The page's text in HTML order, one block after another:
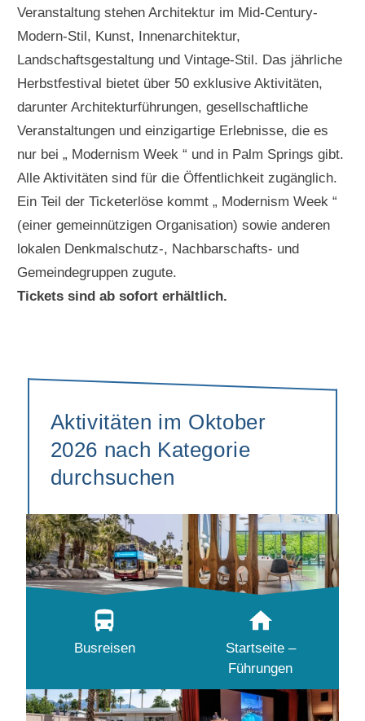
Veranstaltung stehen Architektur im Mid-Century-
Modern-Stil, Kunst, Innenarchitektur,
Landschaftsgestaltung und Vintage-Stil. Das jährliche
Herbstfestival bietet über 50 exklusive Aktivitäten,
darunter Architekturführungen, gesellschaftliche
Veranstaltungen und einzigartige Erlebnisse, die es
nur bei „ Modernism Week “ und in Palm Springs gibt.
Alle Aktivitäten sind für die Öffentlichkeit zugänglich.
Ein Teil der Ticketerlöse kommt „ Modernism Week “
(einer gemeinnützigen Organisation) sowie anderen
lokalen Denkmalschutz-, Nachbarschafts- und
Gemeindegruppen zugute.
Tickets sind ab sofort erhältlich.
Aktivitäten im Oktober
2026 nach Kategorie
durchsuchen
Busreisen
Startseite –
Führungen